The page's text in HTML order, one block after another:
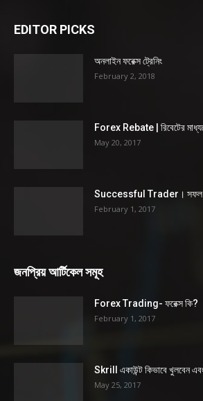
EDITOR PICKS
অনলাইন ফরেক্স ট্রেনিং
February 2, 2018
Forex Rebate | রিবেটের
May 20, 2017
Successful Trader। সফল
February 1, 2017
জনপ্রিয় আর্টিকেল সমূহ
Forex Trading- ফরেক্স কি?
February 1, 2017
Skrill একাউন্ট কিভাবে খুলবেন
May 25, 2017